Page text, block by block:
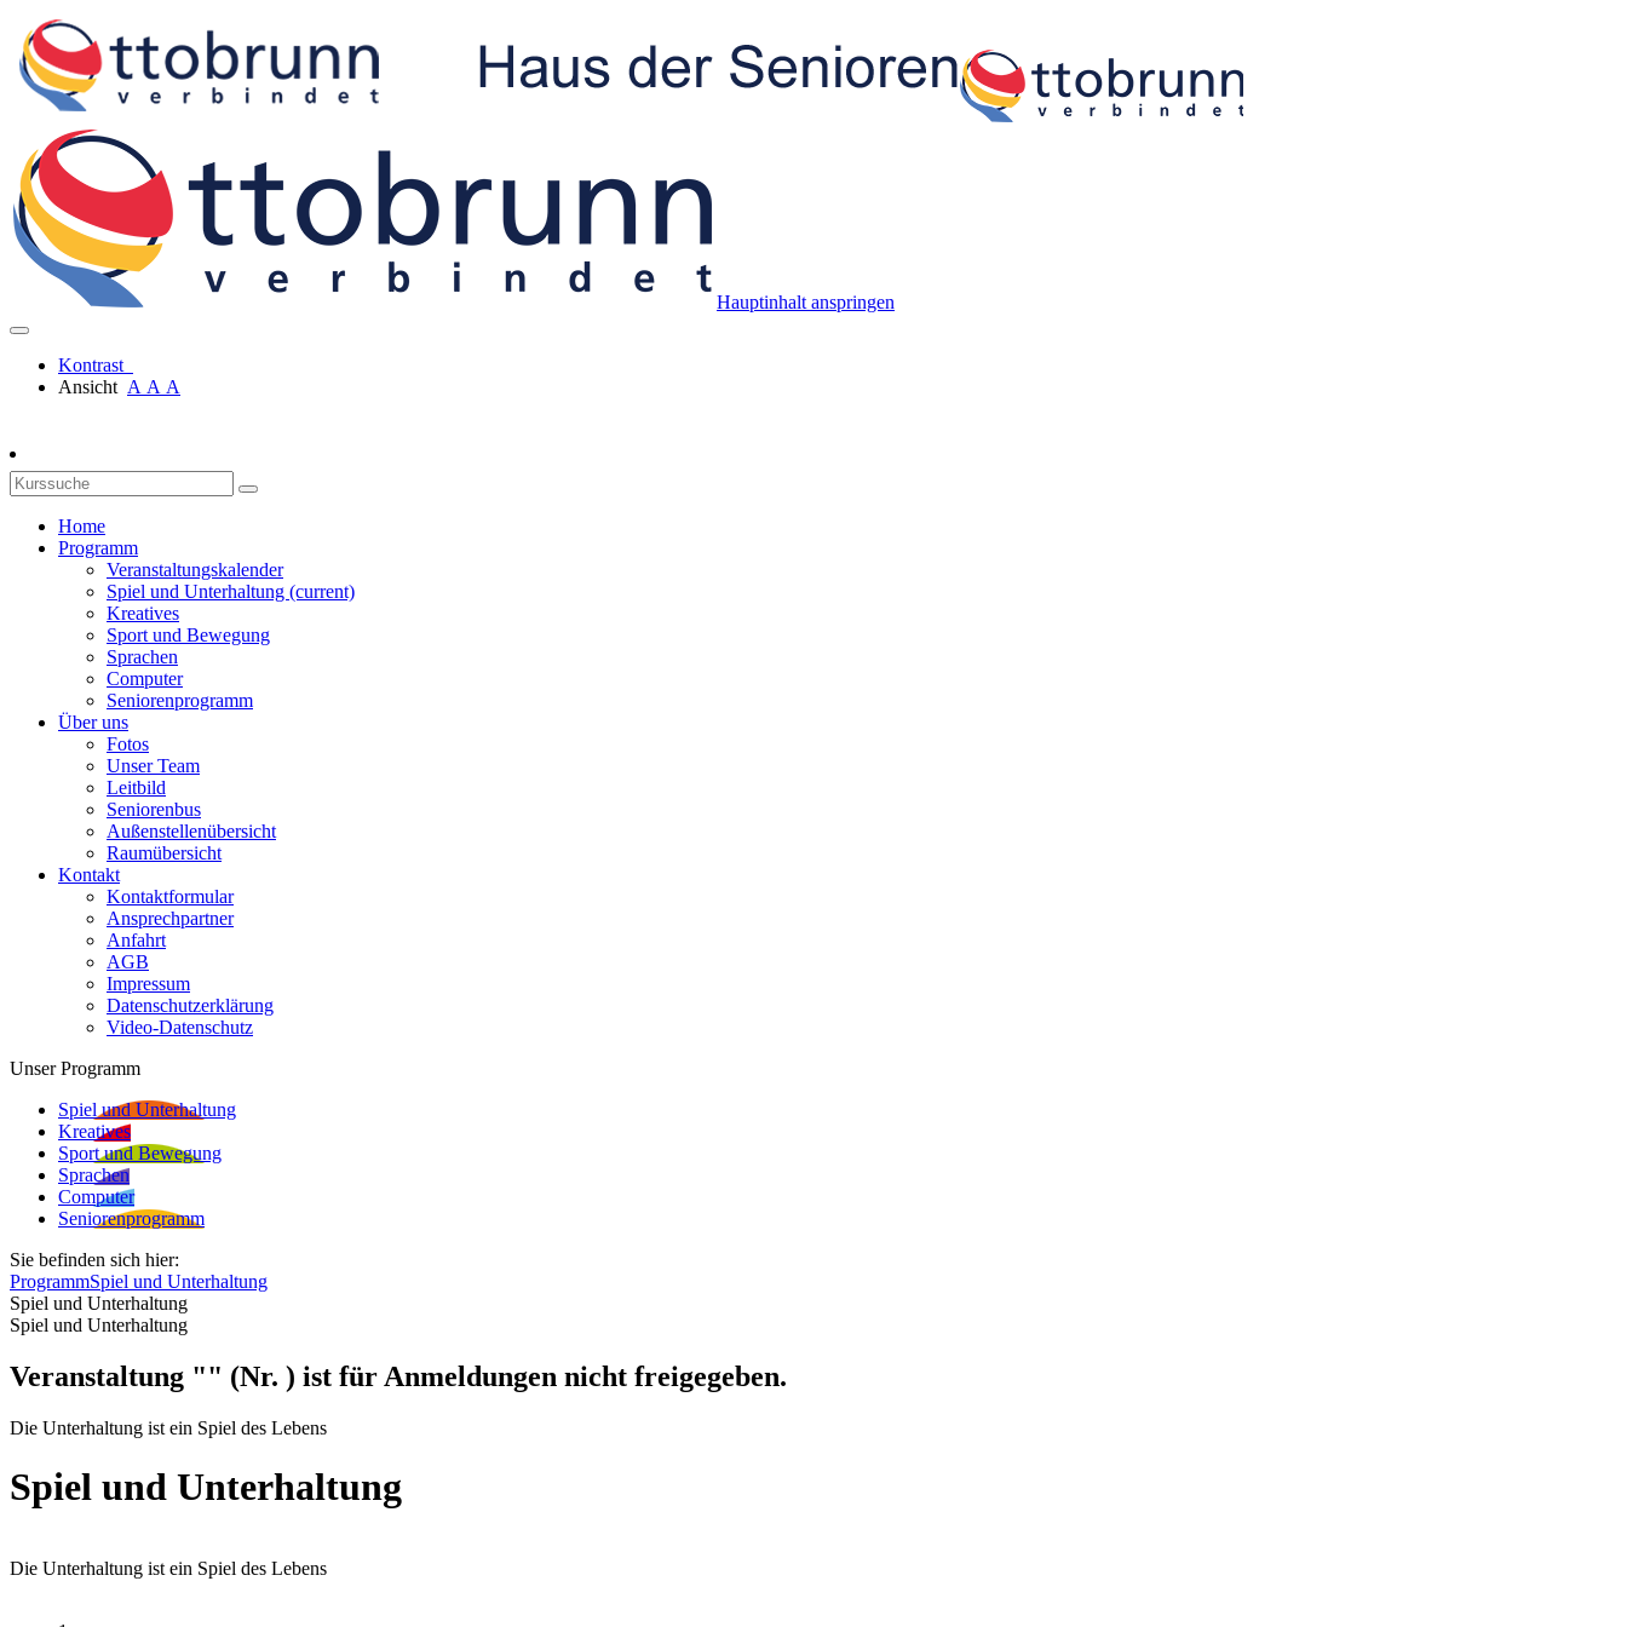
Hauptinhalt anspringen
Kontrast
Ansicht A A A
Home
Programm
Veranstaltungskalender
Spiel und Unterhaltung (current)
Kreatives
Sport und Bewegung
Sprachen
Computer
Seniorenprogramm
Über uns
Fotos
Unser Team
Leitbild
Seniorenbus
Außenstellenübersicht
Raumübersicht
Kontakt
Kontaktformular
Ansprechpartner
Anfahrt
AGB
Impressum
Datenschutzerklärung
Video-Datenschutz
Unser Programm
Spiel und Unterhaltung
Kreatives
Sport und Bewegung
Sprachen
Computer
Seniorenprogramm
Sie befinden sich hier:
ProgrammSpiel und Unterhaltung
Spiel und Unterhaltung
Spiel und Unterhaltung
Veranstaltung "" (Nr. ) ist für Anmeldungen nicht freigegeben.
Die Unterhaltung ist ein Spiel des Lebens
Spiel und Unterhaltung
Die Unterhaltung ist ein Spiel des Lebens